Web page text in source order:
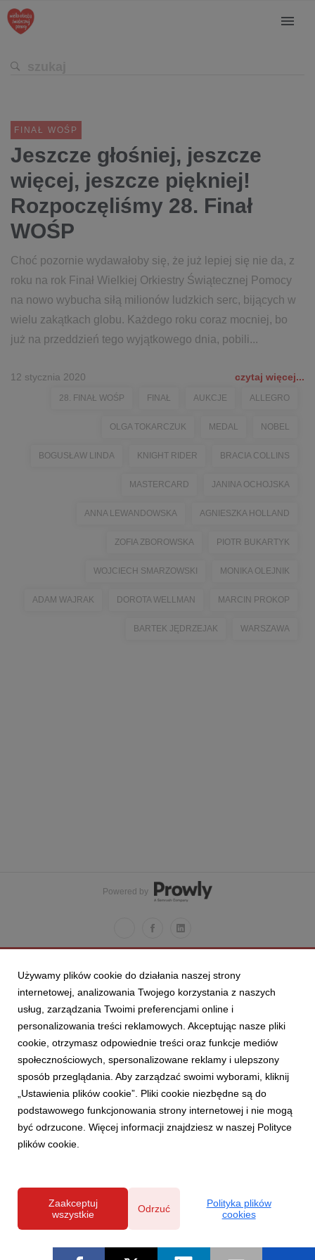
FINAŁ WOŚP
Jeszcze głośniej, jeszcze
więcej, jeszcze piękniej!
Rozpoczęliśmy 28. Finał
WOŚP
Choć pozornie wydawałoby się, że już lepiej się nie da, z
roku na rok Finał Wielkiej Orkiestry Świątecznej Pomocy
na nowo wybucha siłą milionów ludzkich serc, bijących w
wielu zakątkach globu. Każdego roku coraz mocniej, bo
już na przeddzień tego wyjątkowego dnia, pobili...
12 stycznia 2020 czytaj więcej...
28. FINAŁ WOŚP FINAŁ AUKCJE ALLEGRO
OLGA TOKARCZUK MEDAL NOBEL
BOGUSŁAW LINDA KNIGHT RIDER BRACIA COLLINS
MASTERCARD JANINA OCHOJSKA
ANNA LEWANDOWSKA AGNIESZKA HOLLAND
ZOFIA ZBOROWSKA PIOTR BUKARTYK
WOJCIECH SMARZOWSKI MONIKA OLEJNIK
ADAM WAJRAK DOROTA WELLMAN MARCIN PROKOP
BARTEK JĘDRZEJAK WARSZAWA
Powered by
Używamy plików cookie do działania naszej strony
internetowej, analizowania Twojego korzystania z naszych
usług, zarządzania Twoimi preferencjami online i
personalizowania treści reklamowych. Akceptując nasze pliki
cookie, otrzymasz odpowiednie treści oraz funkcje mediów
społecznościowych, spersonalizowane reklamy i ulepszony
sposób przeglądania. Aby zarządzać swoimi wyborami, kliknij
„Ustawienia plików cookie”. Pliki cookie niezbędne są do
podstawowego funkcjonowania strony internetowej i nie mogą
być odrzucone. Więcej informacji znajdziesz w naszej Polityce
plików cookie.
Zaakceptuj
wszystkie
Odrzuć
Polityka plików
cookies